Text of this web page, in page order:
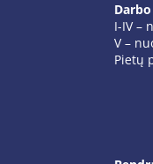
I-IV –
V –
Pietų